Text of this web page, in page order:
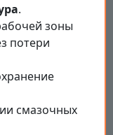
.
зоны
потери
смазочных